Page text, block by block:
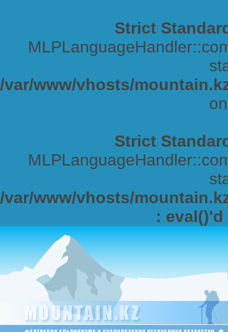
Strict
/var/www/vhosts/
Strict
/var/www/vhosts/
: